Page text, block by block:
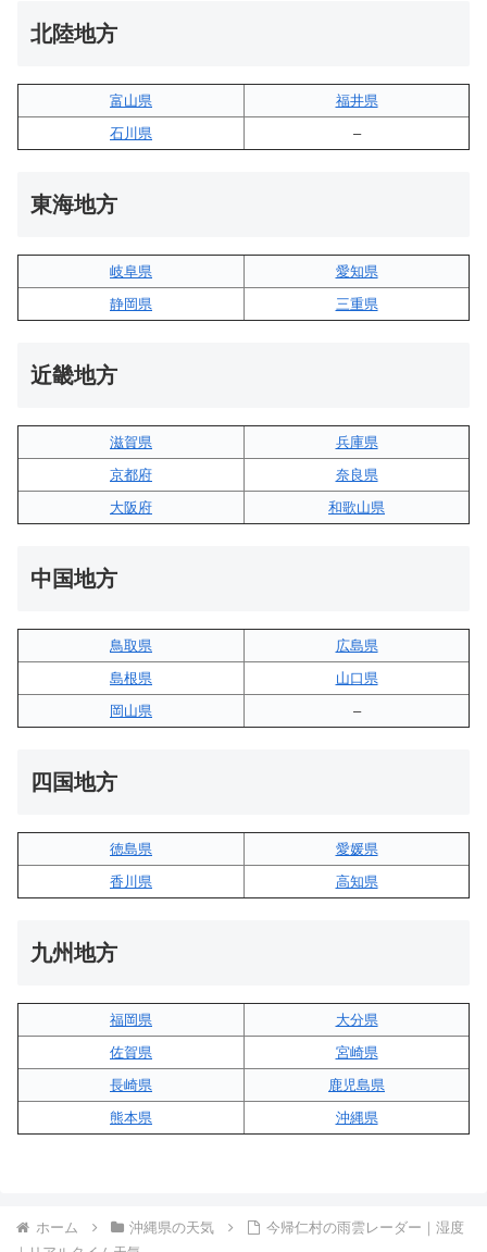
北陸地方
富山県
福井県
石川県
–
東海地方
岐阜県
愛知県
静岡県
三重県
近畿地方
滋賀県
兵庫県
京都府
奈良県
大阪府
和歌山県
中国地方
鳥取県
広島県
島根県
山口県
岡山県
–
四国地方
徳島県
愛媛県
香川県
高知県
九州地方
福岡県
大分県
佐賀県
宮崎県
長崎県
鹿児島県
熊本県
沖縄県
ホーム 沖縄県の天気
今帰仁村の雨雲レーダー｜湿度